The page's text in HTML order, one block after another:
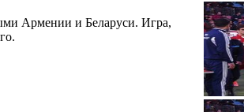
Армении и Беларуси. Игра,